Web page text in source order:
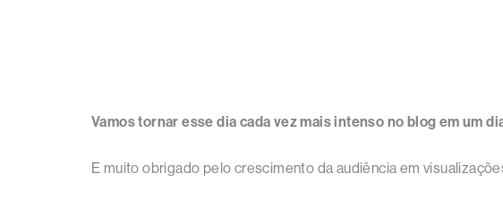
Vamos tornar esse dia cada vez mais intenso no blog em um
E muito obrigado pelo crescimento da audiência em